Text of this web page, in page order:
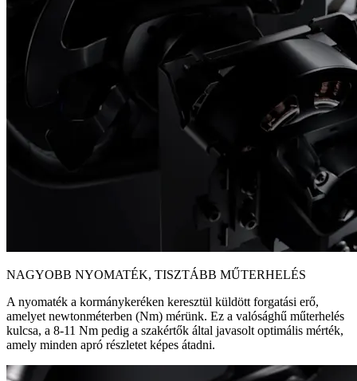
NAGYOBB NYOMATÉK, TISZTÁBB MŰTERHELÉS
A nyomaték a kormánykeréken keresztül küldött forgatási erő,
amelyet newtonméterben (Nm) mérünk. Ez a valósághű műterhelés
kulcsa, a 8-11 Nm pedig a szakértők által javasolt optimális mérték,
amely minden apró részletet képes átadni.